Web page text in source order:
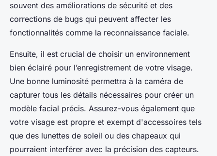
souvent des améliorations de sécurité et des
corrections de bugs qui peuvent affecter les
fonctionnalités comme la reconnaissance faciale.
Ensuite, il est crucial de choisir un environnement
bien éclairé pour l’enregistrement de votre visage.
Une bonne luminosité permettra à la caméra de
capturer tous les détails nécessaires pour créer un
modèle facial précis. Assurez-vous également que
votre visage est propre et exempt d'accessoires tels
que des lunettes de soleil ou des chapeaux qui
pourraient interférer avec la précision des capteurs.